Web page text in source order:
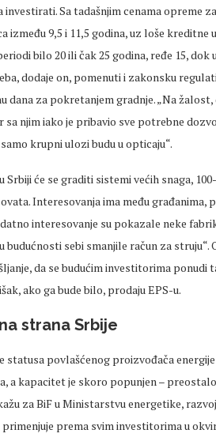
investirati. Sa tadašnjim cenama opreme
između 9,5 i 11,5 godina, uz loše
bilo 20 ili čak 25 godina, ređe 15, dok
dodaje on, pomenuti i zakonsku
dana za pokretanjem gradnje. „Na
njim iako je pribavio sve potrebne
krupni ulozi budu u opticaju“.
Srbiji će se graditi sistemi većih snaga,
Interesovanja ima među građanima,
interesovanje su pokazale neke
budućnosti sebi smanjile račun za
da se budućim investitorima ponudi
ako ga bude bilo, prodaju EPS-u.
strana Srbije
statusa povlašćenog proizvođača
a kapacitet je skoro popunjen –
za BiF u Ministarstvu energetike,
prema svim investitorima u